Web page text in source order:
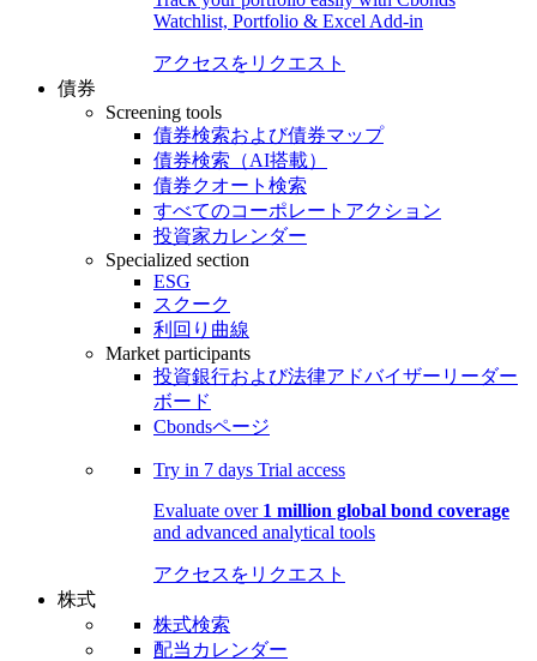
Watchlist, Portfolio & Excel Add-in
アクセスをリクエスト
債券
Screening tools
債券検索および債券マップ
債券検索（AI搭載）
債券クオート検索
すべてのコーポレートアクション
投資家カレンダー
Specialized section
ESG
スクーク
利回り曲線
Market participants
投資銀行および法律アドバイザーリーダー
ボード
Cbondsページ
Try in 7 days Trial access
Evaluate over 1 million global bond coverage
and advanced analytical tools
アクセスをリクエスト
株式
株式検索
配当カレンダー